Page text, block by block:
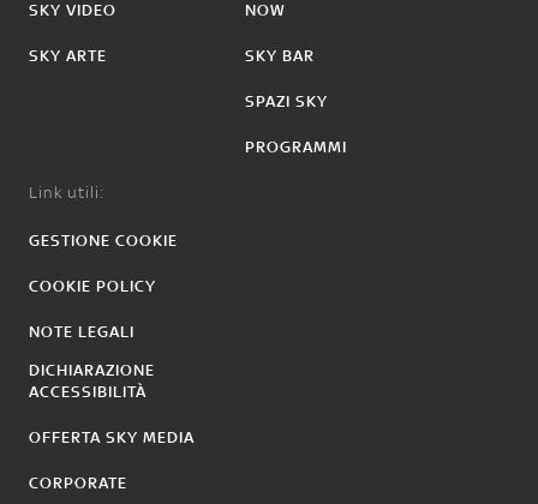
SKY VIDEO
SKY ARTE
NOW
SKY BAR
SPAZI SKY
PROGRAMMI
Link utili:
GESTIONE COOKIE
COOKIE POLICY
NOTE LEGALI
DICHIARAZIONE
ACCESSIBILITÀ
OFFERTA SKY MEDIA
CORPORATE